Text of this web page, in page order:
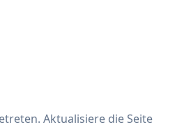
Aktualisiere die Seite